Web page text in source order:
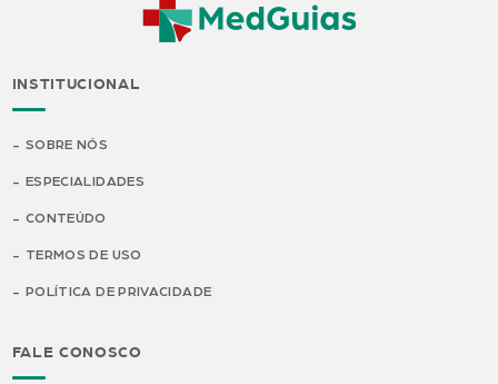
INSTITUCIONAL
SOBRE NÓS
ESPECIALIDADES
CONTEÚDO
TERMOS DE USO
POLÍTICA DE PRIVACIDADE
FALE CONOSCO